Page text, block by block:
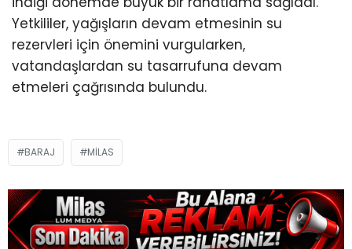
Yetkililer, yağışların devam etmesinin su
rezervleri için önemini vurgularken,
vatandaşlardan su tasarrufuna devam
etmeleri çağrısında bulundu.
BARAJ MILAS